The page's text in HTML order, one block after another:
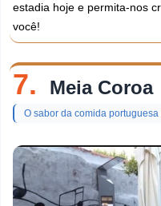
estadia hoje e permita-nos
você!
7. Meia Coroa
O sabor da comida